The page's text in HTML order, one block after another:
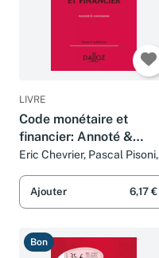
LIVRE
Code monétaire et
financier: Annoté &
commenté
Eric Chevrier, Pascal Pisoni,
Lasserre Capdeville
Ajouter 6,17 €
Bon